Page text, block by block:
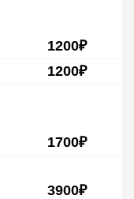
1200₽
1200₽
1700₽
3900₽